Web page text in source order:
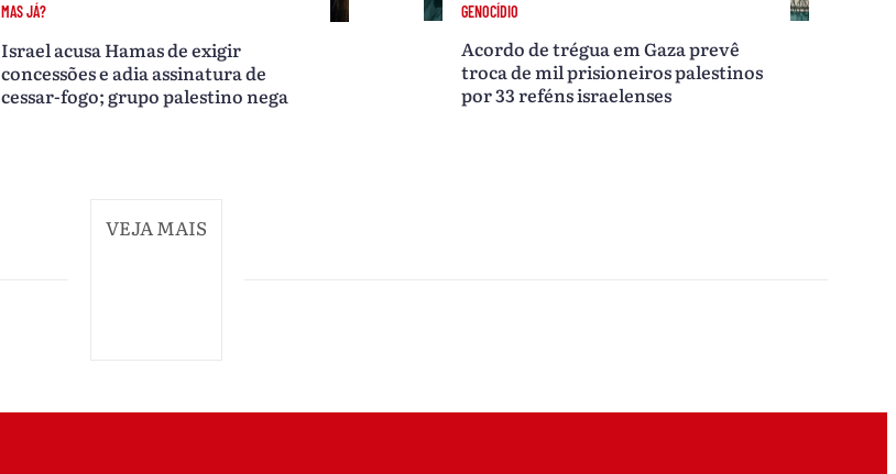
MAS JÁ?
Israel acusa Hamas de exigir
concessões e adia assinatura de
cessar-fogo; grupo palestino nega
GENOCÍDIO
Acordo de trégua em Gaza prevê
troca de mil prisioneiros palestinos
por 33 reféns israelenses
VEJA MAIS